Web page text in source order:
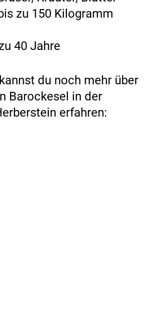
zu 150 Kilogramm
40 Jahre
du noch mehr über
Barockesel in der
erfahren: